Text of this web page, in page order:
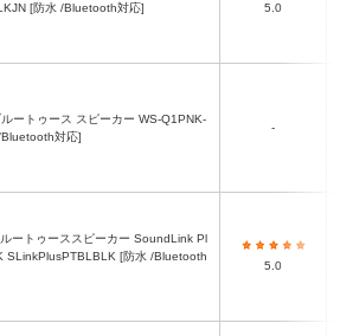
[防水 /Bluetooth対応]
5.0
対応]
-
SLinkPlusPTBLBLK [防水 /Bluetooth
5.0